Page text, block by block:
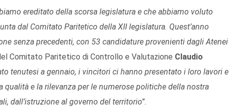
ereditato della scorsa legislatura e che abbiamo voluto
dal Comitato Paritetico della XII legislatura. Quest’anno
senza precedenti, con 53 candidature provenienti dagli Atenei
Comitato Paritetico di Controllo e Valutazione Claudio
tenutesi a gennaio, i vincitori ci hanno presentato i loro lavori e
e la rilevanza per le numerose politiche della nostra
dall’istruzione al governo del territorio”.